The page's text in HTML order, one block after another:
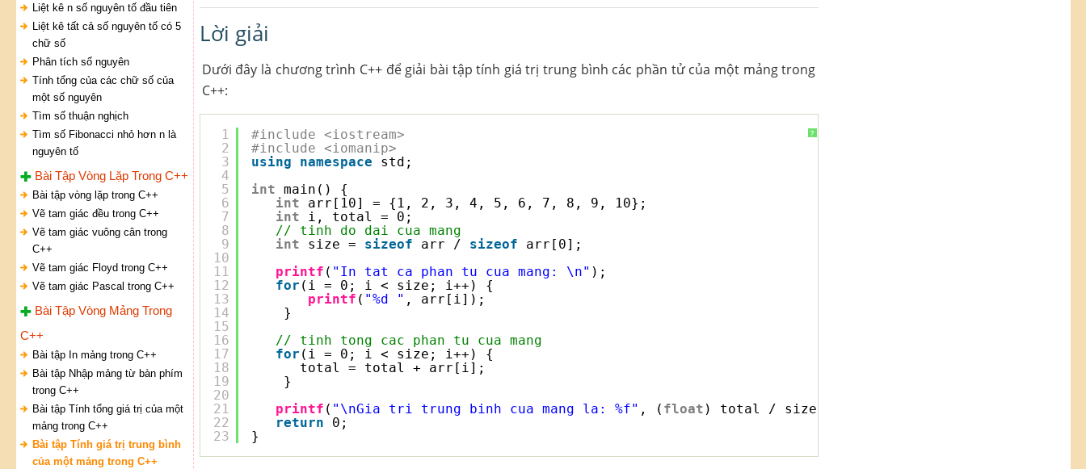
Liệt kê n số nguyên tố đầu tiên
Liệt kê tất cả số nguyên tố có 5
chữ số
Phân tích số nguyên
Tính tổng của các chữ số của
một số nguyên
Tìm số thuận nghịch
Tìm số Fibonacci nhỏ hơn n là
nguyên tố
Bài Tập Vòng Lặp Trong C++
Bài tập vòng lặp trong C++
Vẽ tam giác đều trong C++
Vẽ tam giác vuông cân trong
C++
Vẽ tam giác Floyd trong C++
Vẽ tam giác Pascal trong C++
Bài Tập Vòng Mảng Trong
C++
Bài tập In mảng trong C++
Bài tập Nhập mảng từ bàn phím
trong C++
Bài tập Tính tổng giá trị của một
mảng trong C++
Bài tập Tính giá trị trung bình
của một mảng trong C++
Lời giải
Dưới đây là chương trình C++ để giải bài tập tính giá trị trung bình các phần tử của một mảng trong
C++:
?
1
2
3
4
5
6
7
8
9
10
11
12
13
14
15
16
17
18
19
20
21
22
23
#include <iostream>
#include <iomanip>
using
namespace
std;
int main() {
int
arr[10] = {1, 2, 3, 4, 5, 6, 7, 8, 9, 10};
int
i, total = 0;
// tinh do dai cua mang
int
size = sizeof arr / sizeof
arr[0];
printf ( "In tat ca phan tu cua mang: \n" );
for (i = 0; i < size; i++) {
printf ( "%d " , arr[i]);
}
// tinh tong cac phan tu cua mang
for (i = 0; i < size; i++) {
total = total + arr[i];
}
printf ( "\nGia tri trung binh cua mang la: %f" , ( float ) total / size);
return
0;
}